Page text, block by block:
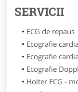
SERVICII
ECG de repaus
Ecografie
Ecografie
Ecografie
Holter ECG -